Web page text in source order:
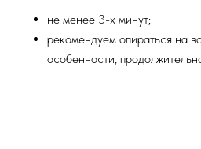
не менее 3-х минут;
рекомендуем опираться на
особенности,